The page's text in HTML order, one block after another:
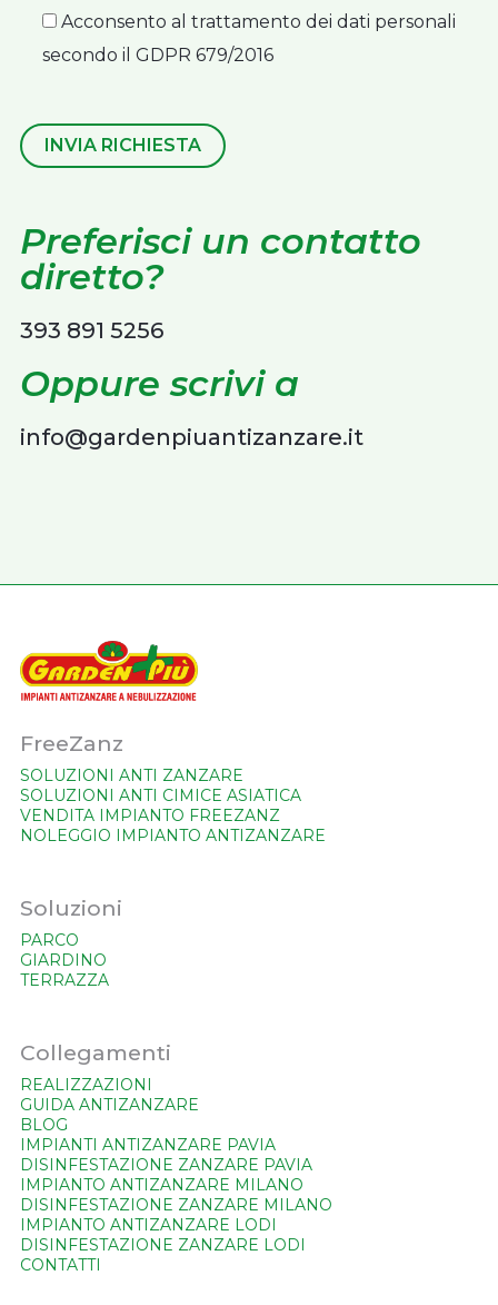
Acconsento al trattamento dei dati personali
secondo il GDPR 679/2016
INVIA RICHIESTA
Preferisci un contatto
diretto?
393 891 5256
Oppure scrivi a
info@gardenpiuantizanzare.it
FreeZanz
SOLUZIONI ANTI ZANZARE
SOLUZIONI ANTI CIMICE ASIATICA
VENDITA IMPIANTO FREEZANZ
NOLEGGIO IMPIANTO ANTIZANZARE
Soluzioni
PARCO
GIARDINO
TERRAZZA
Collegamenti
REALIZZAZIONI
GUIDA ANTIZANZARE
BLOG
IMPIANTI ANTIZANZARE PAVIA
DISINFESTAZIONE ZANZARE PAVIA
IMPIANTO ANTIZANZARE MILANO
DISINFESTAZIONE ZANZARE MILANO
IMPIANTO ANTIZANZARE LODI
DISINFESTAZIONE ZANZARE LODI
CONTATTI